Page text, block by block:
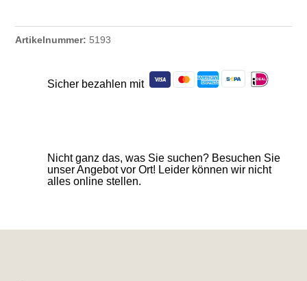
Artikelnummer: 5193
Sicher bezahlen mit
Nicht ganz das, was Sie suchen? Besuchen Sie
unser Angebot vor Ort! Leider können wir nicht
alles online stellen.